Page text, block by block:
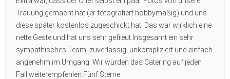
Trauung gemacht hat (er fotografiert hobbymäßig) und uns
diese später kostenlos zugeschickt hat. Das war wirklich eine
nette Geste und hat uns sehr gefreut.Insgesamt ein sehr
sympathisches Team, zuverlässig, unkompliziert und einfach
angenehm im Umgang. Wir würden das Catering auf jeden
Fall weiterempfehlen.Fünf Sterne.